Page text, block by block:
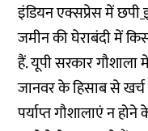
इंडियन एक्सप्रेस में छपी
जमीन की घेराबंदी में
हैं. यूपी सरकार गौशाला
जानवर के हिसाब से
पर्याप्त गौशालाएं न